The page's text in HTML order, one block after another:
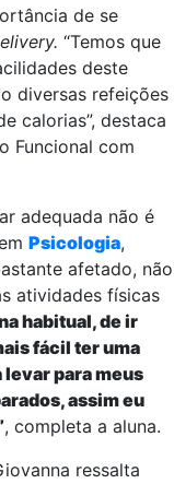
de se
“Temos que
deste
diversas refeições
calorias”, destaca
Funcional com
adequada não é
Psicologia,
afetado, não
atividades físicas
habitual, de ir
fácil ter uma
para meus
assim eu
, completa a aluna.
ressalta